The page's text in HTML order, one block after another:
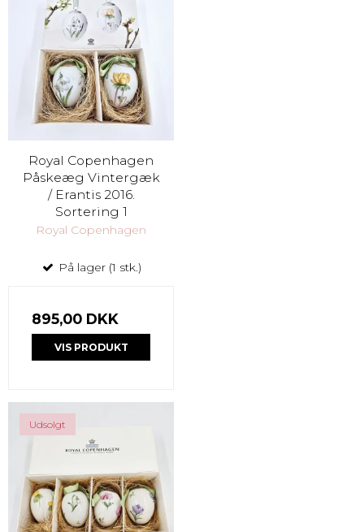
Royal Copenhagen
Påskeæg Vintergæk
/ Erantis 2016.
Sortering 1
Royal Copenhagen
På lager (1 stk.)
895,00 DKK
VIS PRODUKT
Udsolgt